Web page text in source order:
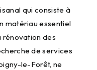
qui consiste à
matériau essentiel
rénovation des
de services
le-Forêt, ne